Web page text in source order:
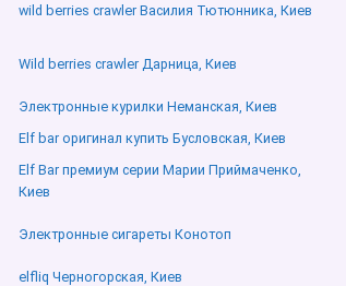
wild berries crawler Василия Тютюнника, Киев
Wild berries crawler Дарница, Киев
Электронные курилки Неманская, Киев
Elf bar оригинал купить Бусловская, Киев
Elf Bar премиум серии Марии Приймаченко,
Киев
Электронные сигареты Конотоп
elfliq Черногорская, Киев